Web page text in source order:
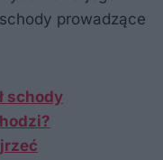
prowadzące
schody